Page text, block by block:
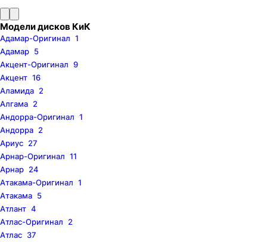
Модели дисков КиК
Адамар-Оригинал 1
Адамар 5
Акцент-Оригинал 9
Акцент 16
Аламида 2
Алгама 2
Андорра-Оригинал 1
Андорра 2
Ариус 27
Арнар-Оригинал 11
Арнар 24
Атакама-Оригинал 1
Атакама 5
Атлант 4
Атлас-Оригинал
2
Атлас 37